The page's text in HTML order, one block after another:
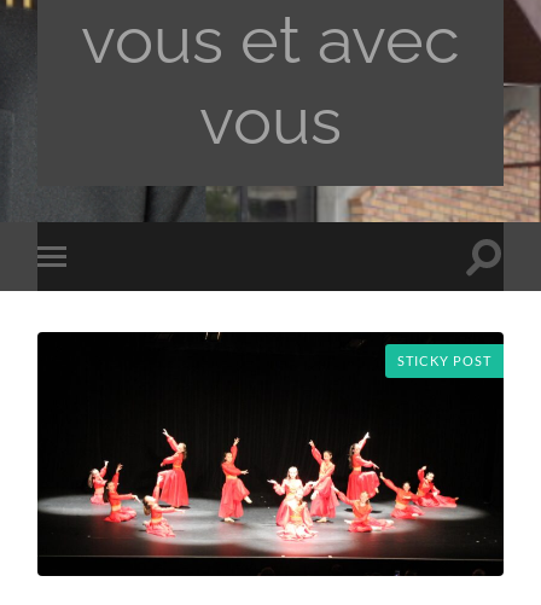
vous et avec
vous
Toggle
mobile
Toggle
STICKY POST